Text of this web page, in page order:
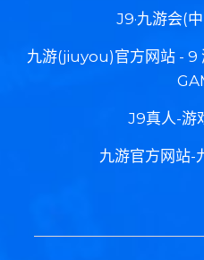
J9·九游会(
九游(jiuyou)官方网站 - 9
J9真人-游
九游官方网站-